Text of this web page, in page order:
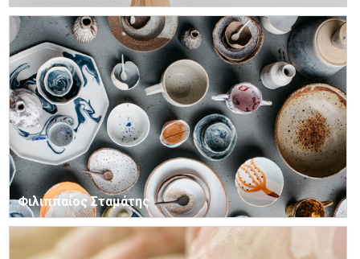
Φιλιππαίος Σταμάτης